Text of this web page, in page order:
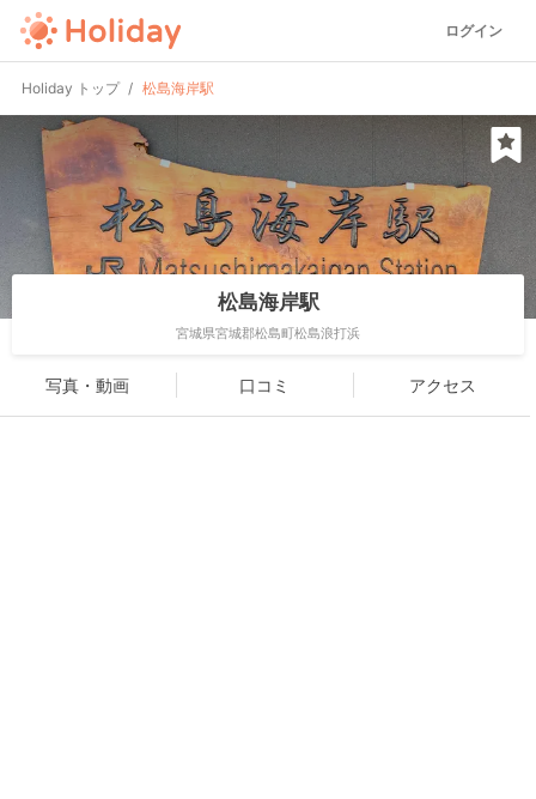
ログイン
Holiday トップ 松島海岸駅
松島海岸駅
宮城県宮城郡松島町松島浪打浜
写真・動画 口コミ アクセス